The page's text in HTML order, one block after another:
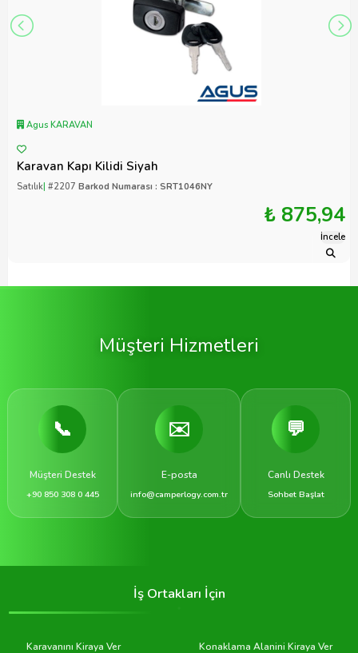
Agus KARAVAN
Karavan Kapı Kilidi Siyah
Satılık| #2207 Barkod Numarası : SRT1046NY
₺ 875,94
İncele
Müşteri Hizmetleri
📞
Müşteri Destek
+90 850 308 0 445
✉️
E-posta
info@camperlogy.com.tr
💬
Canlı Destek
Sohbet Başlat
İş Ortakları İçin
Karavanını Kiraya Ver Konaklama Alanini Kiraya Ver